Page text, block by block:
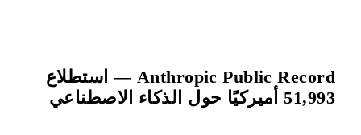
Anthropic Public Record — استطلاع
51,993 أميركيًا حول الذكاء الاصطناعي